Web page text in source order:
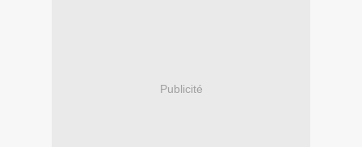
Publicité